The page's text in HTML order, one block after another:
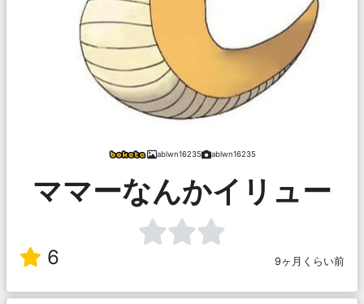
ablwn16235 ablwn16235
ママーなんかイリュー
6 9ヶ月くらい前